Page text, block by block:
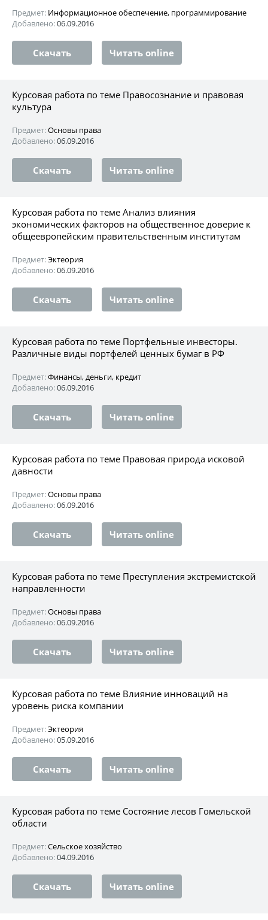
Предмет: Информационное обеспечение, программирование
Добавлено:06.09.2016
Скачать Читать online
Курсовая работа по теме Правосознание и правовая
культура
Предмет:Основы права
Добавлено:06.09.2016
Скачать Читать online
Курсовая работа по теме Анализ влияния
экономических факторов на общественное доверие к
общеевропейским правительственным институтам
Предмет:Эктеория
Добавлено:06.09.2016
Скачать Читать online
Курсовая работа по теме Портфельные инвесторы.
Различные виды портфелей ценных бумаг в РФ
Предмет:Финансы, деньги, кредит
Добавлено:06.09.2016
Скачать Читать online
Курсовая работа по теме Правовая природа исковой
давности
Предмет:Основы права
Добавлено:06.09.2016
Скачать Читать online
Курсовая работа по теме Преступления экстремистской
направленности
Предмет:Основы права
Добавлено:06.09.2016
Скачать Читать online
Курсовая работа по теме Влияние инноваций на
уровень риска компании
Предмет:Эктеория
Добавлено:05.09.2016
Скачать Читать online
Курсовая работа по теме Состояние лесов Гомельской
области
Предмет:Сельское хозяйство
Добавлено:04.09.2016
Скачать Читать online